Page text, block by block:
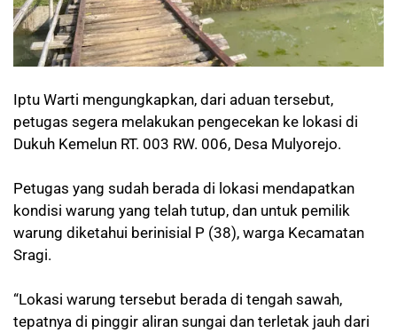
Iptu Warti mengungkapkan, dari aduan tersebut,
petugas segera melakukan pengecekan ke lokasi di
Dukuh Kemelun RT. 003 RW. 006, Desa Mulyorejo.
Petugas yang sudah berada di lokasi mendapatkan
kondisi warung yang telah tutup, dan untuk pemilik
warung diketahui berinisial P (38), warga Kecamatan
Sragi.
“Lokasi warung tersebut berada di tengah sawah,
tepatnya di pinggir aliran sungai dan terletak jauh dari